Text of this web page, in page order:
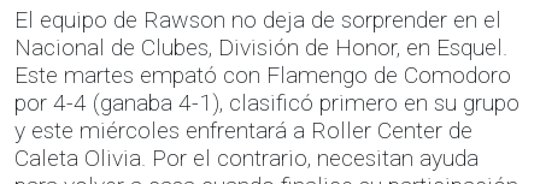
El equipo de Rawson no deja de sorprender en el
Nacional de Clubes, División de Honor, en Esquel.
Este martes empató con Flamengo de Comodoro
por 4-4 (ganaba 4-1), clasificó primero en su grupo
y este miércoles enfrentará a Roller Center de
Caleta Olivia. Por el contrario, necesitan ayuda